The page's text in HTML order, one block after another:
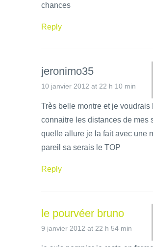
chances
Reply
jeronimo35
10 janvier 2012 at 22 h 10 min
Très belle montre et je voudrais
connaitre les distances de mes
quelle allure je la fait avec une
pareil sa serais le TOP
Reply
le pourvéer bruno
9 janvier 2012 at 22 h 54 min